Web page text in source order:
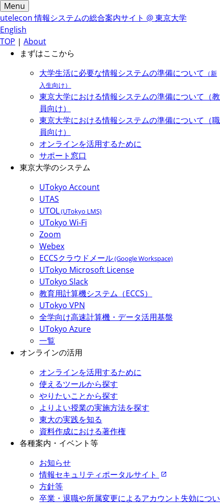
Menu
utelecon 情報システムの総合案内サイト @ 東京大学
English
TOP | About
まずはここから
大学生活に必要な情報システムの準備について （新
入生向け）
東京大学における情報システムの準備について（教
員向け）
東京大学における情報システムの準備について（職
員向け）
オンラインを活用するために
サポート窓口
東京大学のシステム
UTokyo Account
UTAS
UTOL(UTokyo LMS)
UTokyo Wi-Fi
Zoom
Webex
ECCSクラウドメール(Google Workspace)
UTokyo Microsoft License
UTokyo Slack
教育用計算機システム（ECCS）
UTokyo VPN
全学向け高速計算機・データ活用基盤
UTokyo Azure
一覧
オンラインの活用
オンラインを活用するために
使えるツールから探す
やりたいことから探す
よりよい授業の実施方法を探す
東大の実践を知る
資料作成における著作権
各種案内・イベント等
お知らせ
情報セキュリティポータルサイト
方針等
卒業・退職や所属変更によるアカウント失効につい